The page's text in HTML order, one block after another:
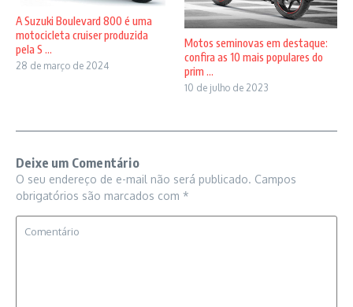
A Suzuki Boulevard 800 é uma
motocicleta cruiser produzida
pela S ...
28 de março de 2024
Motos seminovas em destaque:
confira as 10 mais populares do
prim ...
10 de julho de 2023
Deixe um Comentário
O seu endereço de e-mail não será publicado. Campos
obrigatórios são marcados com *